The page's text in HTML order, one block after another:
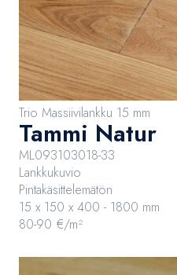
Trio Massiivilankku 15 mm
Tammi Natur
ML093103018-33
Lankkukuvio
Pintakäsittelemätön
15 x 150 x 400 - 1800 mm
80-90 €/m²